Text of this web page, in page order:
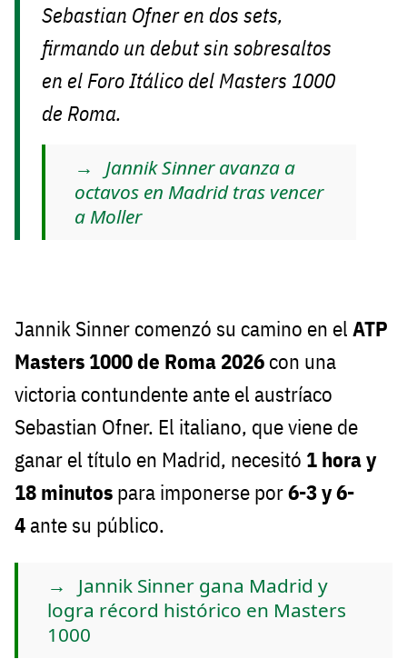
Sebastian Ofner en dos sets,
firmando un debut sin sobresaltos
en el Foro Itálico del Masters 1000
de Roma.
Jannik Sinner avanza a
octavos en Madrid tras vencer
a Moller
Jannik Sinner comenzó su camino en el ATP
Masters 1000 de Roma 2026 con una
victoria contundente ante el austríaco
Sebastian Ofner. El italiano, que viene de
ganar el título en Madrid, necesitó 1 hora y
18 minutos para imponerse por6-3 y 6-
4 ante su público.
Jannik Sinner gana Madrid y
logra récord histórico en Masters
1000